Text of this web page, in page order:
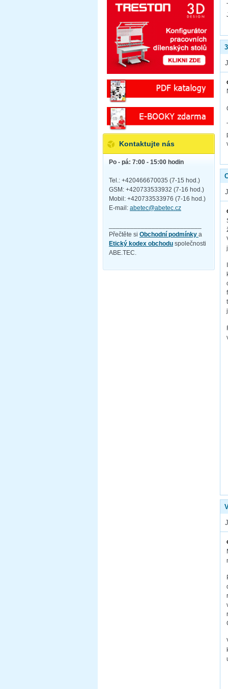
Kontaktujte nás
Po - pá: 7:00 - 15:00 hodin
Tel.: +420466670035 (7-15 hod.)
GSM: +420733533932 (7-16 hod.)
Mobil: +420733533976 (7-16 hod.)
E-mail: abetec@abetec.cz
Přečtěte si Obchodní podmínky a
Etický kodex obchodu společnosti
ABE.TEC.